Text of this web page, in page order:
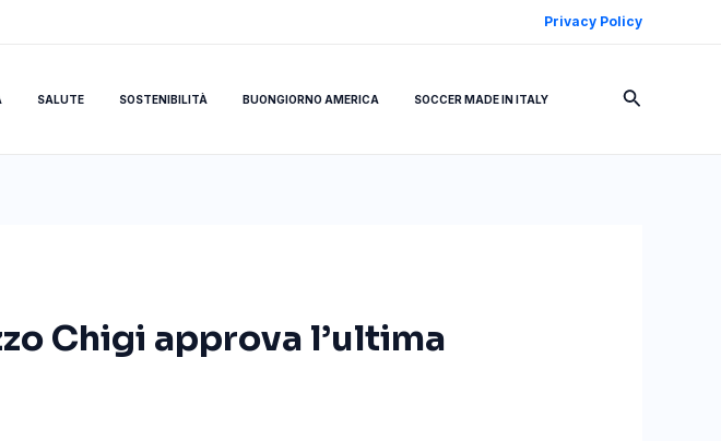
Privacy Policy
SALUTE SOSTENIBILITÀ BUONGIORNO AMERICA SOCCER MADE IN ITALY Cerca
Chigi approva l’ultima